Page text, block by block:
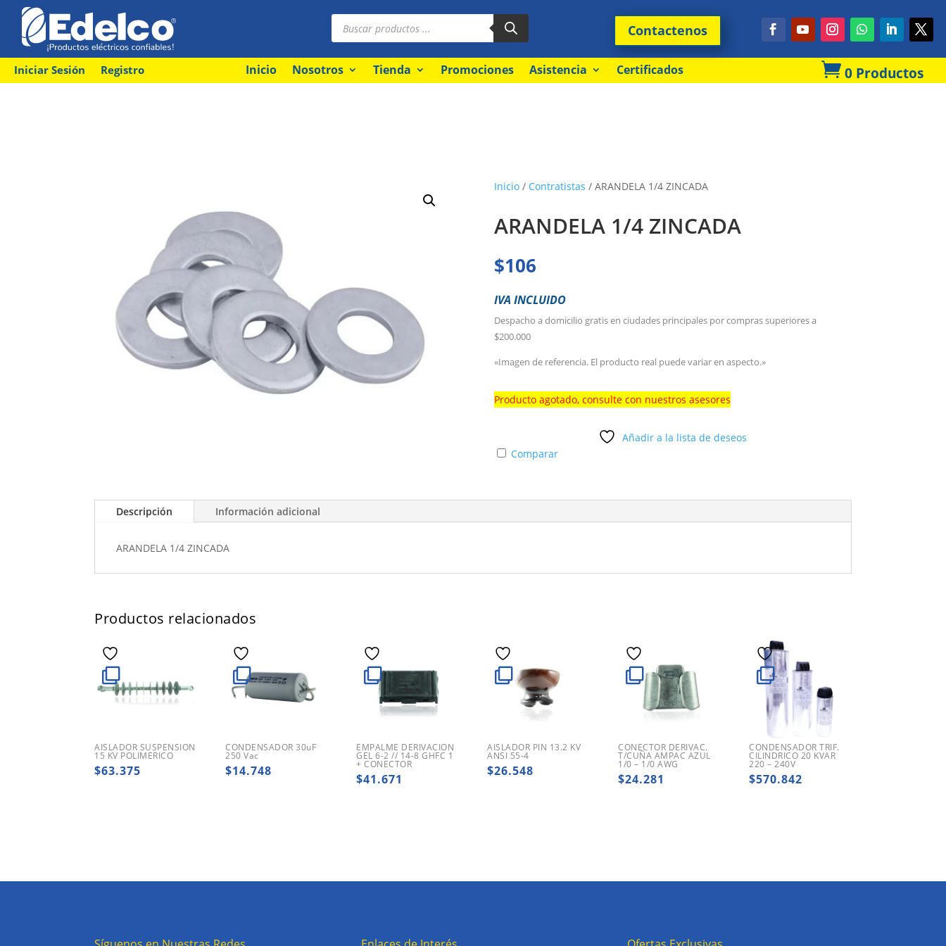
Búsqueda
productos Contactenos
Iniciar Sesión Registro Inicio Nosotros Tienda Promociones Asistencia Certificados  0 Productos
Inicio/ Contratistas / ARANDELA 1/4 ZINCADA
ARANDELA 1/4 ZINCADA
$106
IVA INCLUIDO
Despacho a domicilio gratis en ciudades principales por compras superiores a
$200.000
«Imagen de referencia. El producto real puede variar en aspecto.»
Producto agotado, consulte con nuestros asesores
Añadir a la lista de deseos
Comparar
Descripción Información adicional
ARANDELA 1/4 ZINCADA
Productos relacionados
AISLADOR SUSPENSION
15 KV POLIMERICO
$63.375
CONDENSADOR 30uF
250 Vac
$14.748
EMPALME DERIVACION
GEL 6-2 // 14-8 GHFC 1
+ CONECTOR
$41.671
AISLADOR PIN 13.2 KV
ANSI 55-4
$26.548
CONECTOR DERIVAC.
T/CUÑA AMPAC AZUL
1/0 – 1/0 AWG
$24.281
CONDENSADOR TRIF.
CILINDRICO 20 KVAR
220 – 240V
$570.842